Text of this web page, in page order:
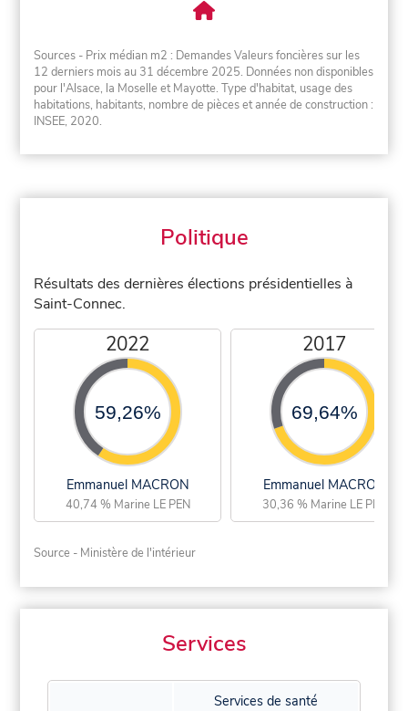
Sources - Prix médian m2 : Demandes Valeurs foncières sur les
12 derniers mois au 31 décembre 2025. Données non disponibles
pour l'Alsace, la Moselle et Mayotte. Type d'habitat, usage des
habitations, habitants, nombre de pièces et année de construction :
INSEE, 2020.
Politique
Résultats des dernières élections présidentielles à
Saint-Connec.
2022
59,26%
Emmanuel MACRON
40,74 % Marine LE PEN
2017
69,64%
Emmanuel MACRON
30,36 % Marine LE PEN
Source - Ministère de l'intérieur
Services
Services de santé